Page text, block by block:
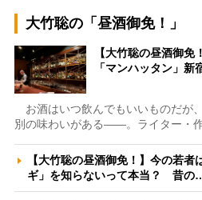
大竹聡の「昼酒御免！」
【大竹聡の昼酒御免
「マンハッタン」
お酒はいつ飲んでもいいものだが
別の味わいがある――。ライター・
【大竹聡の昼酒御免！】今の若
ギ」を知らないって本当？ 昔の